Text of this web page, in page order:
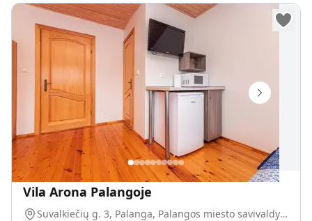
Vila Arona Palangoje
Suvalkiečių g. 3, Palanga, Palangos miesto savivaldybė, Lietuva